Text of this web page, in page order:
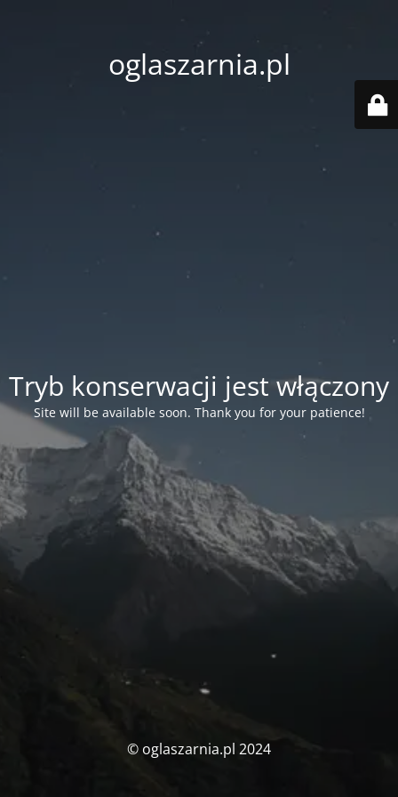
oglaszarnia.pl
Tryb konserwacji jest włączony
Site will be available soon. Thank you for your patience!
© oglaszarnia.pl 2024